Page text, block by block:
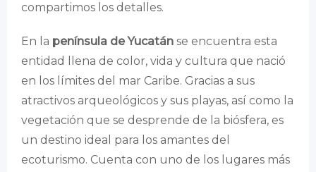
compartimos los detalles.
En la península de Yucatán se encuentra esta
entidad llena de color, vida y cultura que nació
en los límites del mar Caribe. Gracias a sus
atractivos arqueológicos y sus playas, así como la
vegetación que se desprende de la biósfera, es
un destino ideal para los amantes del
ecoturismo. Cuenta con uno de los lugares más